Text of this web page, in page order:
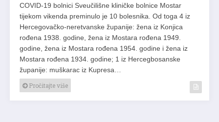
COVID-19 bolnici Sveučilišne kliničke bolnice Mostar
tijekom vikenda preminulo je 10 bolesnika. Od toga 4 iz
Hercegovačko-neretvanske županije: žena iz Konjica
rođena 1938. godine, žena iz Mostara rođena 1949.
godine, žena iz Mostara rođena 1954. godine i žena iz
Mostara rođena 1934. godine; 1 iz Hercegbosanske
županije: muškarac iz Kupresa…
Pročitajte više